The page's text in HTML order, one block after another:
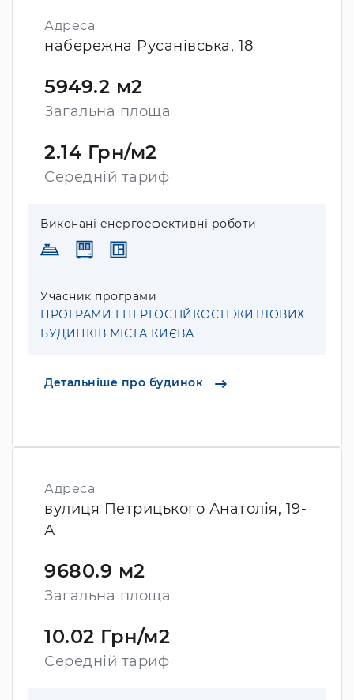
Адреса
набережна Русанівська, 18
5949.2 м2
Загальна площа
2.14 Грн/м2
Середній тариф
Виконані енергоефективні роботи
Учасник програми
ПРОГРАМИ ЕНЕРГОСТІЙКОСТІ ЖИТЛОВИХ
БУДИНКІВ МІСТА КИЄВА
Детальніше про будинок
Адреса
вулиця Петрицького Анатолія, 19-
А
9680.9 м2
Загальна площа
10.02 Грн/м2
Середній тариф